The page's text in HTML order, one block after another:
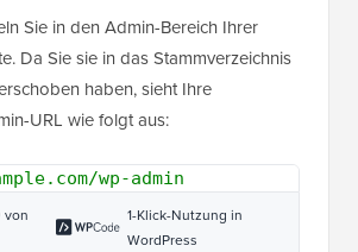
Sie in den Admin-Bereich Ihrer
Da Sie sie in das Stammverzeichnis
haben, sieht Ihre
URL wie folgt aus:
wp-admin
1-Klick-Nutzung in
WordPress